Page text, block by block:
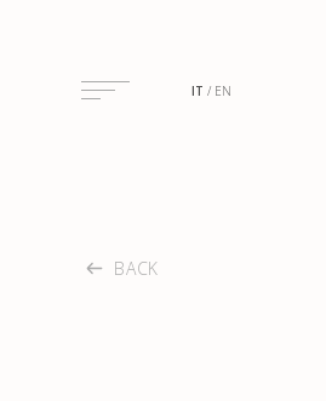
BACK
IT EN